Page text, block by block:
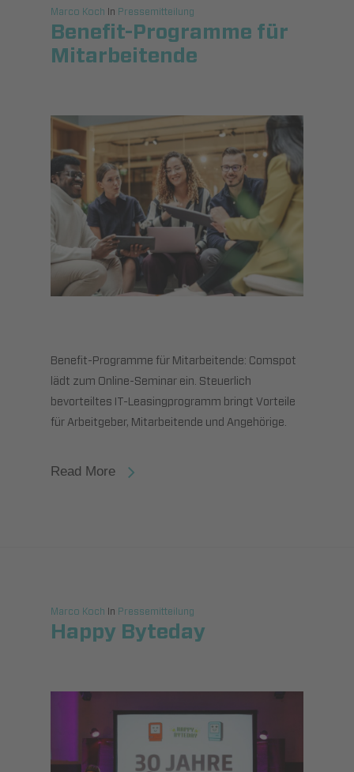
Marco Koch In Pressemitteilung
Benefit-Programme für
Mitarbeitende
Benefit-Programme für Mitarbeitende: Comspot
lädt zum Online-Seminar ein. Steuerlich
bevorteiltes IT-Leasingprogramm bringt Vorteile
für Arbeitgeber, Mitarbeitende und Angehörige.
Read More
Marco Koch In Pressemitteilung
Happy Byteday